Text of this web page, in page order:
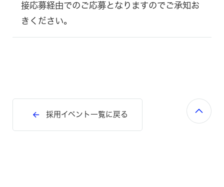
接応募経由でのご応募となりますのでご承知お
きください。
採用イベント一覧に戻る